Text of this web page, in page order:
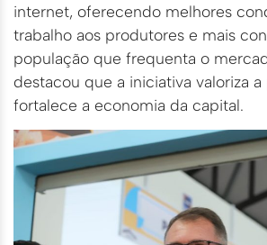
internet, oferecendo melhores
trabalho aos produtores e mais
população que frequenta o
destacou que a iniciativa valoriza
fortalece a economia da capital.